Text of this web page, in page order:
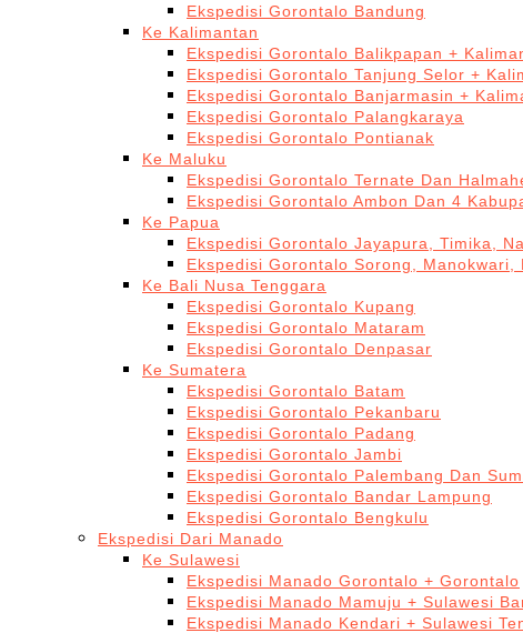
Ekspedisi Gorontalo Bandung
Ke Kalimantan
Ekspedisi Gorontalo Balikpapan +
Ekspedisi Gorontalo Tanjung Selor +
Ekspedisi Gorontalo Banjarmasin +
Ekspedisi Gorontalo Palangkaraya
Ekspedisi Gorontalo Pontianak
Ke Maluku
Ekspedisi Gorontalo Ternate Dan
Ekspedisi Gorontalo Ambon Dan 4
Ke Papua
Ekspedisi Gorontalo Jayapura, Timika,
Ekspedisi Gorontalo Sorong, Manokwari,
Ke Bali Nusa Tenggara
Ekspedisi Gorontalo Kupang
Ekspedisi Gorontalo Mataram
Ekspedisi Gorontalo Denpasar
Ke Sumatera
Ekspedisi Gorontalo Batam
Ekspedisi Gorontalo Pekanbaru
Ekspedisi Gorontalo Padang
Ekspedisi Gorontalo Jambi
Ekspedisi Gorontalo Palembang Dan
Ekspedisi Gorontalo Bandar Lampung
Ekspedisi Gorontalo Bengkulu
Ekspedisi Dari Manado
Ke Sulawesi
Ekspedisi Manado Gorontalo + Gorontalo
Ekspedisi Manado Mamuju + Sulawesi
Ekspedisi Manado Kendari + Sulawesi